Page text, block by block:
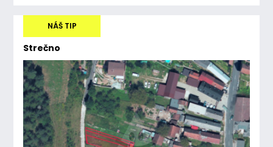
Strečno
NÁŠ TIP